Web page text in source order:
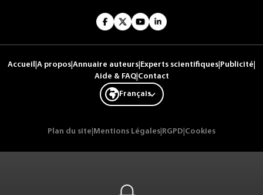
Accueil A propos Annuaire auteurs Experts scientifiques Publicité
Aide & FAQ| Contact
Français
Plan du site Mentions Légales RGPD Cookies